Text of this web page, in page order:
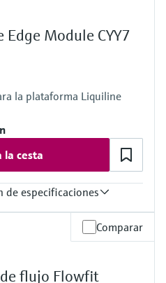
a 20 mA
Edge Module CYY7
la plataforma Liquiline
la cesta
de especificaciones
product
Comparar
flujo Flowfit